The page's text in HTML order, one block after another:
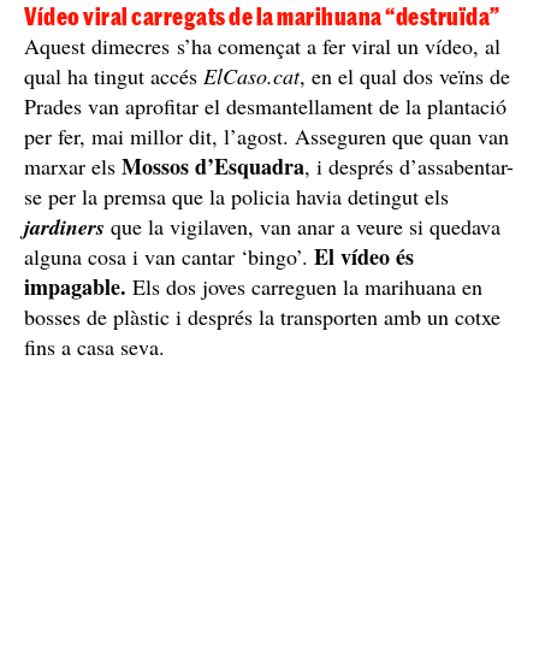
Vídeo viral carregats de la marihuana “destruïda”
Aquest dimecres s’ha començat a fer viral un vídeo, al
qual ha tingut accés ElCaso.cat, en el qual dos veïns de
Prades van aprofitar el desmantellament de la plantació
per fer, mai millor dit, l’agost. Asseguren que quan van
marxar els Mossos d’Esquadra, i després d’assabentar-
se per la premsa que la policia havia detingut els
jardiners que la vigilaven, van anar a veure si quedava
alguna cosa i van cantar ‘bingo’. El vídeo és
impagable. Els dos joves carreguen la marihuana en
bosses de plàstic i després la transporten amb un cotxe
fins a casa seva.